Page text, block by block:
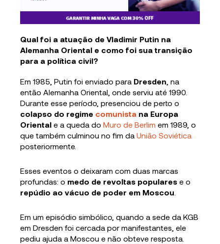
Qual foi a atuação de Vladimir Putin na
Alemanha Oriental e como foi sua transição
para a política civil?
Em 1985, Putin foi enviado para Dresden , na
então Alemanha Oriental, onde serviu até 1990.
Durante esse período, presenciou de perto o
colapso do regime comunista na Europa
Oriental e a queda doMuro de Berlim em 1989, o
que também culminou no fim daUnião Soviética
posteriormente.
Esses eventos o deixaram com duas marcas
profundas: o medo de revoltas popularese o
repúdio ao vácuo de poder em Moscou
Em um episódio simbólico, quando a sede da KGB
em Dresden foi cercada por manifestantes, ele
pediu ajuda a Moscou e não obteve resposta.